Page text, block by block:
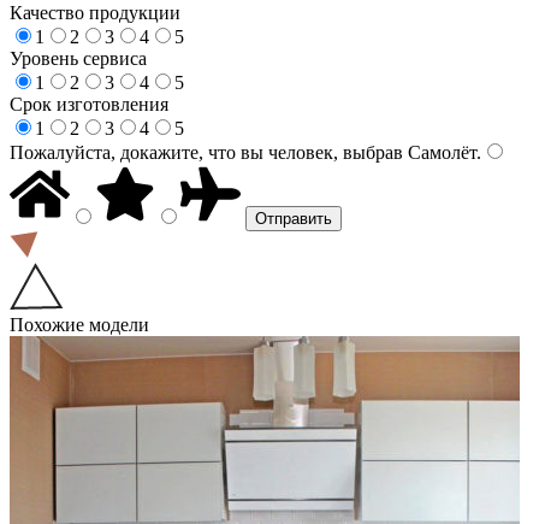
Качество продукции
1
2 3 4
5
Уровень сервиса
1
2 3 4
5
Срок изготовления
1
2 3 4
5
Пожалуйста, докажите, что вы человек, выбрав Самолёт.
Похожие модели